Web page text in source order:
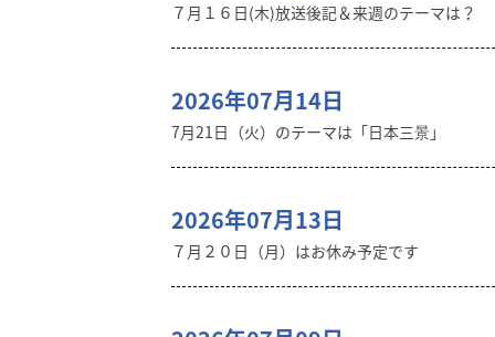
７月１６日(木)放送後記＆来週のテーマは？
2026年07月14日
7月21日（火）のテーマは「日本三景」
2026年07月13日
７月２０日（月）はお休み予定です